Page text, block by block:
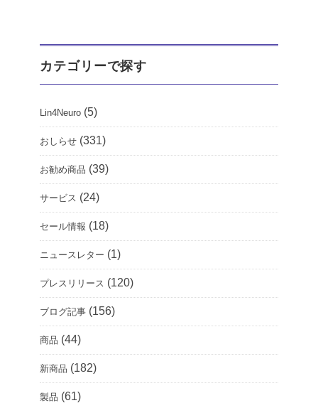
カテゴリーで探す
Lin4Neuro (5)
おしらせ (331)
お勧め商品 (39)
サービス (24)
セール情報 (18)
ニュースレター (1)
プレスリリース (120)
ブログ記事 (156)
商品 (44)
新商品 (182)
製品 (61)